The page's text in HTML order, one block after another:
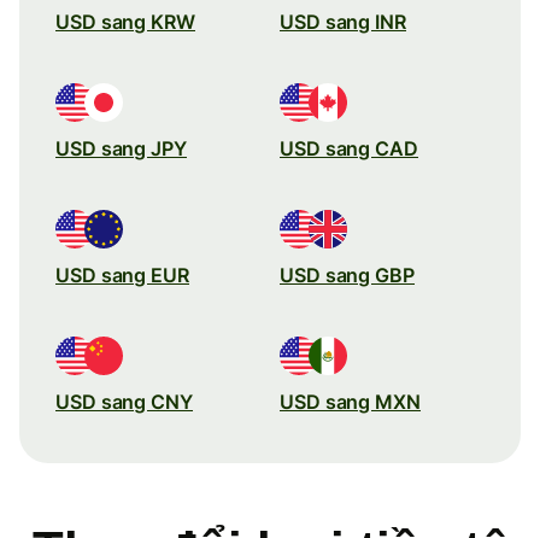
USD sang KRW USD sang INR
USD sang JPY USD sang CAD
USD sang EUR USD sang GBP
USD sang CNY USD sang MXN